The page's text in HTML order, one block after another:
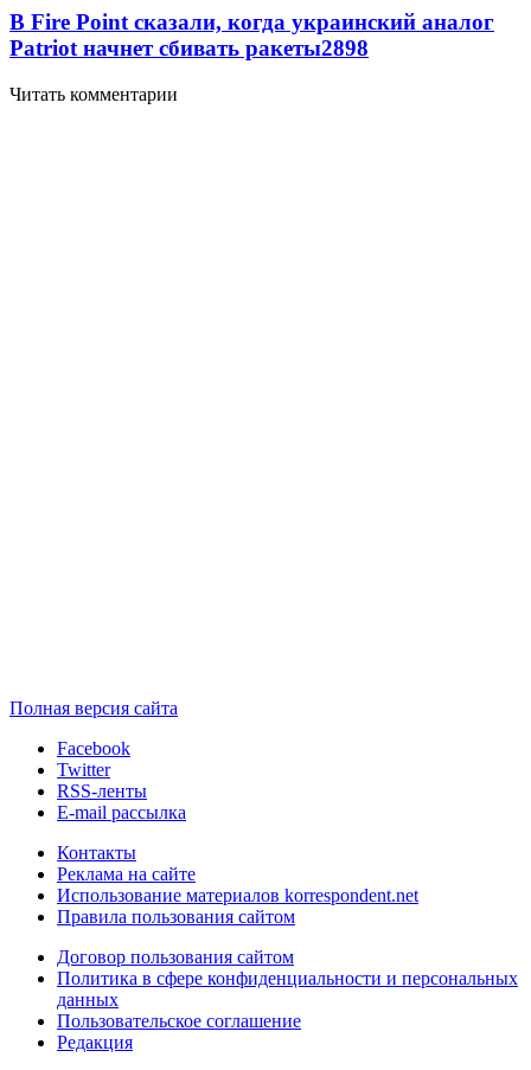
В Fire Point сказали, когда украинский аналог
Patriot начнет сбивать ракеты2898
Читать комментарии
Полная версия сайта
Facebook
Twitter
RSS-ленты
E-mail рассылка
Контакты
Реклама на сайте
Использование материалов korrespondent.net
Правила пользования сайтом
Договор пользования сайтом
Политика в сфере конфиденциальности и персональных
данных
Пользовательское соглашение
Редакция